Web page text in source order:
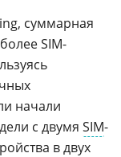
суммарная
SIM-
начали
с двумя SIM-
в двух